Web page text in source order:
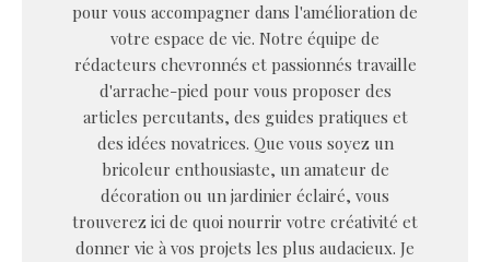
pour vous accompagner dans l'amélioration de
votre espace de vie. Notre équipe de
rédacteurs chevronnés et passionnés travaille
d'arrache-pied pour vous proposer des
articles percutants, des guides pratiques et
des idées novatrices. Que vous soyez un
bricoleur enthousiaste, un amateur de
décoration ou un jardinier éclairé, vous
trouverez ici de quoi nourrir votre créativité et
donner vie à vos projets les plus audacieux. Je